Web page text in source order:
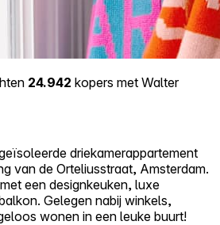
24.942 kopers met Walter
driekamerappartement
van de Orteliusstraat, Amsterdam.
een designkeuken, luxe
Gelegen nabij winkels,
wonen in een leuke buurt!